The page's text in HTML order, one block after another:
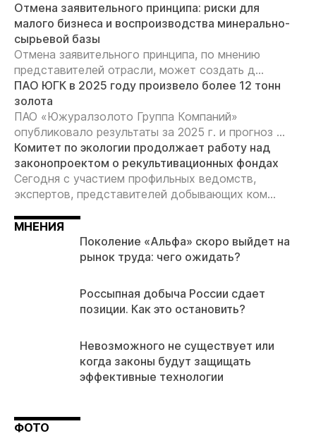
Отмена заявительного принципа: риски для
малого бизнеса и воспроизводства минерально-
сырьевой базы
Отмена заявительного принципа, по мнению
представителей отрасли, может создать д...
ПАО ЮГК в 2025 году произвело более 12 тонн
золота
ПАО «Южуралзолото Группа Компаний»
опубликовало результаты за 2025 г. и прогноз ...
Комитет по экологии продолжает работу над
законопроектом о рекультивационных фондах
Сегодня с участием профильных ведомств,
экспертов, представителей добывающих ком...
МНЕНИЯ
Поколение «Альфа» скоро выйдет на
рынок труда: чего ожидать?
Россыпная добыча России сдает
позиции. Как это остановить?
Невозможного не существует или
когда законы будут защищать
эффективные технологии
ФОТО